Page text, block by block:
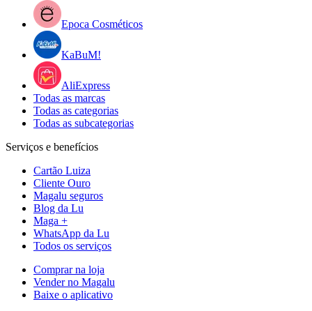
Epoca Cosméticos
KaBuM!
AliExpress
Todas as marcas
Todas as categorias
Todas as subcategorias
Serviços e benefícios
Cartão Luiza
Cliente Ouro
Magalu seguros
Blog da Lu
Maga +
WhatsApp da Lu
Todos os serviços
Comprar na loja
Vender no Magalu
Baixe o aplicativo